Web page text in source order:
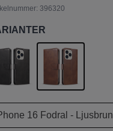
396320